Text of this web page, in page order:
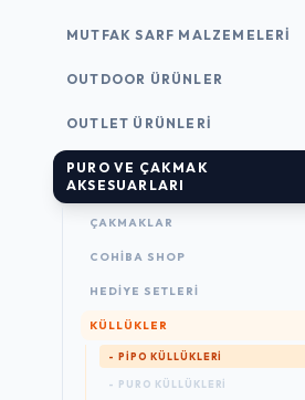
MUTFAK SARF MALZEMELERI
OUTDOOR ÜRÜNLER
OUTLET ÜRÜNLERI
PURO VE ÇAKMAK
AKSESUARLARI
ÇAKMAKLAR
COHIBA SHOP
HEDIYE SETLERI
KÜLLÜKLER
- PIPO KÜLLÜKLERI
- PURO KÜLLÜKLERI